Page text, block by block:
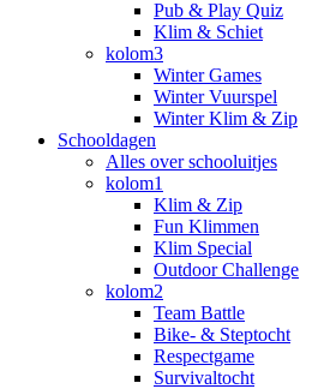
Pub & Play Quiz
Klim & Schiet
kolom3
Winter Games
Winter Vuurspel
Winter Klim & Zip
Schooldagen
Alles over schooluitjes
kolom1
Klim & Zip
Fun Klimmen
Klim Special
Outdoor Challenge
kolom2
Team Battle
Bike- & Steptocht
Respectgame
Survivaltocht